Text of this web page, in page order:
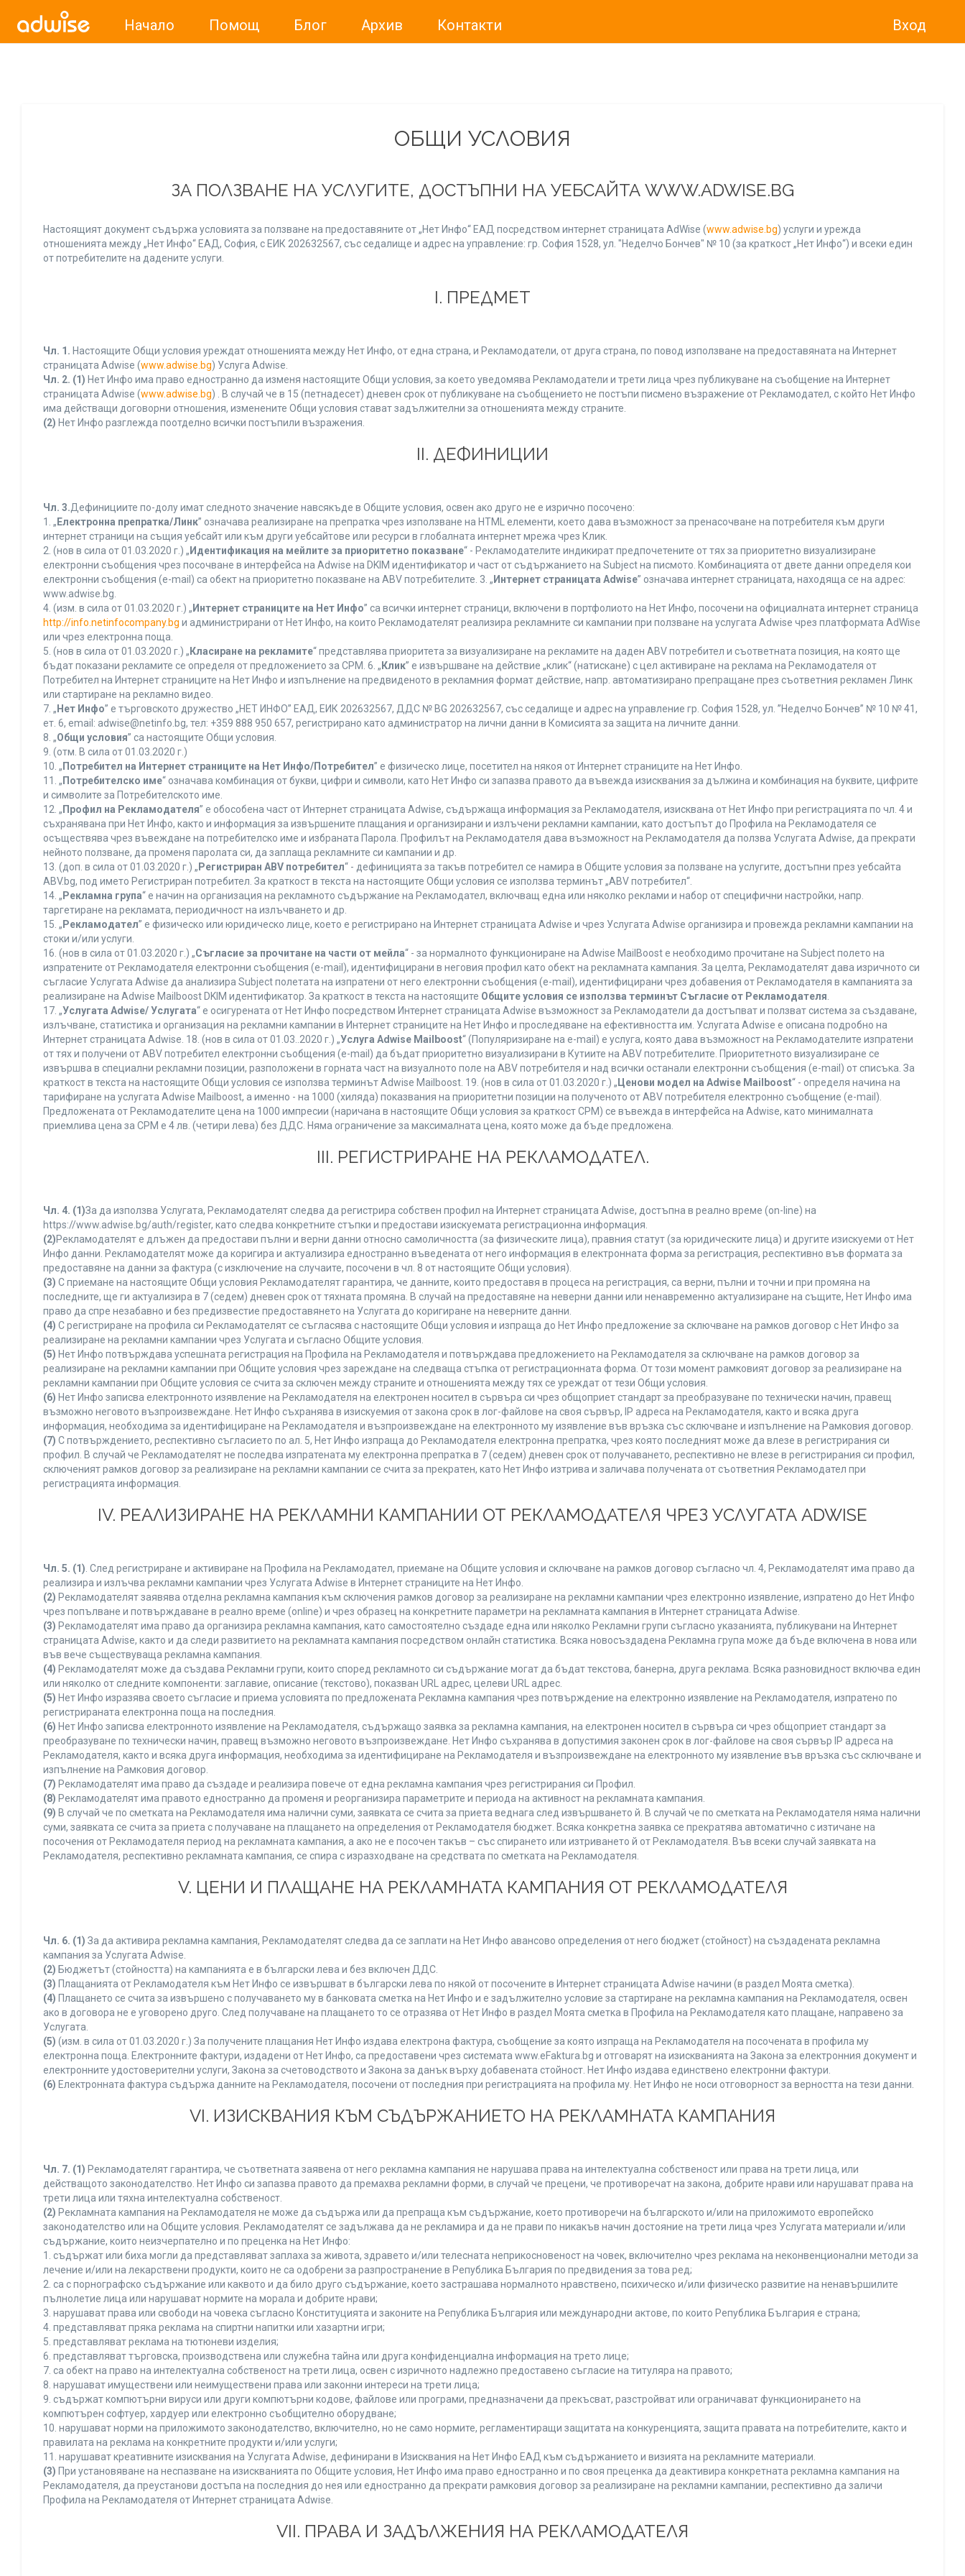
Начало Помощ Блог Архив Контакти Вход
ОБЩИ УСЛОВИЯ
ЗА ПОЛЗВАНЕ НА УСЛУГИТЕ, ДОСТЪПНИ НА УЕБСАЙТА WWW.ADWISE.BG
Настоящият документ съдържа условията за ползване на предоставяните от „Нет Инфо“ ЕАД посредством интернет страницата AdWise (www.adwise.bg) услуги и урежда
отношенията между „Нет Инфо“ ЕАД, София, с ЕИК 202632567, със седалище и адрес на управление: гр. София 1528, ул. "Неделчо Бончев" № 10 (за краткост „Нет Инфо“) и всеки един
от потребителите на дадените услуги.
І. ПРЕДМЕТ
Чл. 1. Настоящите Общи условия уреждат отношенията между Нет Инфо, от една страна, и Рекламодатели, от друга страна, по повод използване на предоставяната на Интернет
страницата Adwise (www.adwise.bg) Услуга Adwise.
Чл. 2. (1) Нет Инфо има право едностранно да изменя настоящите Общи условия, за което уведомява Рекламодатели и трети лица чрез публикуване на съобщение на Интернет
страницата Adwise (www.adwise.bg) . В случай че в 15 (петнадесет) дневен срок от публикуване на съобщението не постъпи писмено възражение от Рекламодател, с който Нет Инфо
има действащи договорни отношения, изменените Общи условия стават задължителни за отношенията между страните.
(2) Нет Инфо разглежда поотделно всички постъпили възражения.
ІІ. ДЕФИНИЦИИ
Чл. 3.Дефинициите по-долу имат следното значение навсякъде в Общите условия, освен ако друго не е изрично посочено:
1. „ Електронна препратка/Линк” означава реализиране на препратка чрез използване на HTML елементи, което дава възможност за пренасочване на потребителя към други
интернет страници на същия уебсайт или към други уебсайтове или ресурси в глобалната интернет мрежа чрез Клик.
2. (нов в сила от 01.03.2020 г.) „ Идентификация на мейлите за приоритетно показване“ - Рекламодателите индикират предпочетените от тях за приоритетно визуализиране
електронни съобщения чрез посочване в интерфейса на Adwise на DKIM идентификатор и част от съдържанието на Subject на писмото. Комбинацията от двете данни определя кои
електронни съобщения (e-mail) са обект на приоритетно показване на ABV потребителите. 3. „ Интернет страницата Adwise” означава интернет страницата, находяща се на адрес:
www.adwise.bg.
4. (изм. в сила от 01.03.2020 г.) „ Интернет страниците на Нет Инфо” са всички интернет страници, включени в портфолиото на Нет Инфо, посочени на официалната интернет страница
http://info.netinfocompany.bg и администрирани от Нет Инфо, на които Рекламодателят реализира рекламните си кампании при ползване на услугата Adwise чрез платформата AdWise
или чрез електронна поща.
5. (нов в сила от 01.03.2020 г.) „ Класиране на рекламите“ представлява приоритета за визуализиране на рекламите на даден ABV потребител и съответната позиция, на която ще
бъдат показани рекламите се определя от предложението за CPM. 6. „ Клик” е извършване на действие „клик“ (натискане) с цел активиране на реклама на Рекламодателя от
Потребител на Интернет страниците на Нет Инфо и изпълнение на предвиденото в рекламния формат действие, напр. автоматизирано препращане през съответния рекламен Линк
или стартиране на рекламно видео.
7. „ Нет Инфо” е търговското дружество „НЕТ ИНФО” ЕАД, ЕИК 202632567, ДДС № BG 202632567, със седалище и адрес на управление гр. София 1528, ул. ”Неделчо Бончев” № 10 № 41,
ет. 6, еmail: adwise@netinfo.bg, тел: +359 888 950 657, регистрирано като администратор на лични данни в Комисията за защита на личните данни.
8. „Общи условия” са настоящите Общи условия.
9. (отм. В сила от 01.03.2020 г.)
10. „ Потребител на Интернет страниците на Нет Инфо/Потребител” е физическо лице, посетител на някоя от Интернет страниците на Нет Инфо.
11. „ Потребителско име“ означава комбинация от букви, цифри и символи, като Нет Инфо си запазва правото да въвежда изисквания за дължина и комбинация на буквите, цифрите
и символите за Потребителското име.
12. „ Профил на Рекламодателя” е обособена част от Интернет страницата Adwise, съдържаща информация за Рекламодателя, изисквана от Нет Инфо при регистрацията по чл. 4 и
съхранявана при Нет Инфо, както и информация за извършените плащания и организирани и излъчени рекламни кампании, като достъпът до Профила на Рекламодателя се
осъществява чрез въвеждане на потребителско име и избраната Парола. Профилът на Рекламодателя дава възможност на Рекламодателя да ползва Услугата Adwise, да прекрати
нейното ползване, да променя паролата си, да заплаща рекламните си кампании и др.
13. (доп. в сила от 01.03.2020 г.) „ Регистриран ABV потребител“ - дефиницията за такъв потребител се намира в Общите условия за ползване на услугите, достъпни през уебсайта
ABV.bg, под името Регистриран потребител. За краткост в текста на настоящите Общи условия се използва терминът „ABV потребител“.
14. „ Рекламна група“ е начин на организация на рекламното съдържание на Рекламодател, включващ една или няколко реклами и набор от специфични настройки, напр.
таргетиране на рекламата, периодичност на излъчването и др.
15. „ Рекламодател” е физическо или юридическо лице, което е регистрирано на Интернет страницата Adwise и чрез Услугата Adwise организира и провежда рекламни кампании на
стоки и/или услуги.
16. (нов в сила от 01.03.2020 г.) „Съгласие за прочитане на части от мейла“ - за нормалното функциониране на Adwise MailBoost е необходимо прочитане на Subject полето на
изпратените от Рекламодателя електронни съобщения (e-mail), идентифицирани в неговия профил като обект на рекламната кампания. За целта, Рекламодателят дава изричното си
съгласие Услугата Adwise да анализира Subject полетата на изпратени от него електронни съобщения (e-mail), идентифицирани чрез добавения от Рекламодателя в кампанията за
реализиране на Adwise Mailboost DKIM идентификатор. За краткост в текста на настоящите Общите условия се използва терминът Съгласие от Рекламодателя
17. „Услугата Adwise/ Услугата“ е осигурената от Нет Инфо посредством Интернет страницата Adwise възможност за Рекламодатели да достъпват и ползват система за създаване,
излъчване, статистика и организация на рекламни кампании в Интернет страниците на Нет Инфо и проследяване на ефективността им. Услугата Adwise е описана подробно на
Интернет страницата Adwise. 18. (нов в сила от 01.03..2020 г.) „Услуга Adwise Mailboost“ (Популяризиране на e-mail) е услуга, която дава възможност на Рекламодателите изпратени
от тях и получени от ABV потребител електронни съобщения (e-mail) да бъдат приоритетно визуализирани в Кутиите на ABV потребителите. Приоритетното визуализиране се
извършва в специални рекламни позиции, разположени в горната част на визуалното поле на ABV потребителя и над всички останали електронни съобщения (e-mail) от списъка. За
краткост в текста на настоящите Общи условия се използва терминът Adwise Mailboost. 19. (нов в сила от 01.03.2020 г.) „ Ценови модел на Adwise Mailboost“ - определя начина на
тарифиране на услугата Adwise Mailboost, а именно - на 1000 (хиляда) показвания на приоритетни позиции на полученото от ABV потребителя електронно съобщение (e-mail).
Предложената от Рекламодателите цена на 1000 импресии (наричана в настоящите Общи условия за краткост CPM) се въвежда в интерфейса на Adwise, като минималната
приемлива цена за CPM е 4 лв. (четири лева) без ДДС. Няма ограничение за максималната цена, която може да бъде предложена.
ІІІ. РЕГИСТРИРАНЕ НА РЕКЛАМОДАТЕЛ.
Чл. 4. (1)За да използва Услугата, Рекламодателят следва да регистрира собствен профил на Интернет страницата Adwise, достъпна в реално време (on-line) на
https://www.adwise.bg/auth/register, като следва конкретните стъпки и предостави изискуемата регистрационна информация.
(2)Рекламодателят е длъжен да предостави пълни и верни данни относно самоличността (за физическите лица), правния статут (за юридическите лица) и другите изискуеми от Нет
Инфо данни. Рекламодателят може да коригира и актуализира едностранно въведената от него информация в електронната форма за регистрация, респективно във формата за
предоставяне на данни за фактура (с изключение на случаите, посочени в чл. 8 от настоящите Общи условия).
(3) С приемане на настоящите Общи условия Рекламодателят гарантира, че данните, които предоставя в процеса на регистрация, са верни, пълни и точни и при промяна на
последните, ще ги актуализира в 7 (седем) дневен срок от тяхната промяна. В случай на предоставяне на неверни данни или ненавременно актуализиране на същите, Нет Инфо има
право да спре незабавно и без предизвестие предоставянето на Услугата до коригиране на неверните данни.
(4) С регистриране на профила си Рекламодателят се съгласява с настоящите Общи условия и изпраща до Нет Инфо предложение за сключване на рамков договор с Нет Инфо за
реализиране на рекламни кампании чрез Услугата и съгласно Общите условия.
(5) Нет Инфо потвърждава успешната регистрация на Профила на Рекламодателя и потвърждава предложението на Рекламодателя за сключване на рамков договор за
реализиране на рекламни кампании при Общите условия чрез зареждане на следваща стъпка от регистрационната форма. От този момент рамковият договор за реализиране на
рекламни кампании при Общите условия се счита за сключен между страните и отношенията между тях се уреждат от тези Общи условия.
(6) Нет Инфо записва електронното изявление на Рекламодателя на електронен носител в сървъра си чрез общоприет стандарт за преобразуване по технически начин, правещ
възможно неговото възпроизвеждане. Нет Инфо съхранява в изискуемия от закона срок в лог-файлове на своя сървър, IP адреса на Рекламодателя, както и всяка друга
информация, необходима за идентифициране на Рекламодателя и възпроизвеждане на електронното му изявление във връзка със сключване и изпълнение на Рамковия договор.
(7) С потвърждението, респективно съгласието по ал. 5, Нет Инфо изпраща до Рекламодателя електронна препратка, чрез която последният може да влезе в регистрирания си
профил. В случай че Рекламодателят не последва изпратената му електронна препратка в 7 (седем) дневен срок от получаването, респективно не влезе в регистрирания си профил,
сключеният рамков договор за реализиране на рекламни кампании се счита за прекратен, като Нет Инфо изтрива и заличава получената от съответния Рекламодател при
регистрацията информация.
IV. РЕАЛИЗИРАНЕ НА РЕКЛАМНИ КАМПАНИИ ОТ РЕКЛАМОДАТЕЛЯ ЧРЕЗ УСЛУГАТА ADWISE
Чл. 5. (1) . След регистриране и активиране на Профила на Рекламодател, приемане на Общите условия и сключване на рамков договор съгласно чл. 4, Рекламодателят има право да
реализира и излъчва рекламни кампании чрез Услугата Adwise в Интернет страниците на Нет Инфо.
(2) Рекламодателят заявява отделна рекламна кампания към сключения рамков договор за реализиране на рекламни кампании чрез електронно изявление, изпратено до Нет Инфо
чрез попълване и потвърждаване в реално време (online) и чрез образец на конкретните параметри на рекламната кампания в Интернет страницата Adwise.
(3) Рекламодателят има право да организира рекламна кампания, като самостоятелно създаде една или няколко Рекламни групи съгласно указанията, публикувани на Интернет
страницата Adwise, както и да следи развитието на рекламната кампания посредством онлайн статистика. Всяка новосъздадена Рекламна група може да бъде включена в нова или
във вече съществуваща рекламна кампания.
(4) Рекламодателят може да създава Рекламни групи, които според рекламното си съдържание могат да бъдат текстова, банерна, друга реклама. Всяка разновидност включва един
или няколко от следните компоненти: заглавие, описание (текстово), показван URL адрес, целеви URL адрес.
(5) Нет Инфо изразява своето съгласие и приема условията по предложената Рекламна кампания чрез потвърждение на електронно изявление на Рекламодателя, изпратено по
регистрираната електронна поща на последния.
(6) Нет Инфо записва електронното изявление на Рекламодателя, съдържащо заявка за рекламна кампания, на електронен носител в сървъра си чрез общоприет стандарт за
преобразуване по технически начин, правещ възможно неговото възпроизвеждане. Нет Инфо съхранява в допустимия законен срок в лог-файлове на своя сървър IP адреса на
Рекламодателя, както и всяка друга информация, необходима за идентифициране на Рекламодателя и възпроизвеждане на електронното му изявление във връзка със сключване и
изпълнение на Рамковия договор.
(7) Рекламодателят има право да създаде и реализира повече от една рекламна кампания чрез регистрирания си Профил.
(8) Рекламодателят има правото едностранно да променя и реорганизира параметрите и периода на активност на рекламната кампания.
(9) В случай че по сметката на Рекламодателя има налични суми, заявката се счита за приета веднага след извършването й. В случай че по сметката на Рекламодателя няма налични
суми, заявката се счита за приета с получаване на плащането на определения от Рекламодателя бюджет. Всяка конкретна заявка се прекратява автоматично с изтичане на
посочения от Рекламодателя период на рекламната кампания, а ако не е посочен такъв – със спирането или изтриването й от Рекламодателя. Във всеки случай заявката на
Рекламодателя, респективно рекламната кампания, се спира с изразходване на средствата по сметката на Рекламодателя.
V. ЦЕНИ И ПЛАЩАНЕ НА РЕКЛАМНАТА КАМПАНИЯ ОТ РЕКЛАМОДАТЕЛЯ
Чл. 6. (1) За да активира рекламна кампания, Рекламодателят следва да се заплати на Нет Инфо авансово определения от него бюджет (стойност) на създадената рекламна
кампания за Услугата Adwise.
(2) Бюджетът (стойността) на кампанията е в български лева и без включен ДДС.
(3) Плащанията от Рекламодателя към Нет Инфо се извършват в български лева по някой от посочените в Интернет страницата Adwise начини (в раздел Моята сметка).
(4) Плащането се счита за извършено с получаването му в банковата сметка на Нет Инфо и е задължително условие за стартиране на рекламна кампания на Рекламодателя, освен
ако в договора не е уговорено друго. След получаване на плащането то се отразява от Нет Инфо в раздел Моята сметка в Профила на Рекламодателя като плащане, направено за
Услугата.
(5) (изм. в сила от 01.03.2020 г.) За получените плащания Нет Инфо издава електрона фактура, съобщение за която изпраща на Рекламодателя на посочената в профила му
електронна поща. Електронните фактури, издадени от Нет Инфо, са предоставени чрез системата www.eFaktura.bg и отговарят на изискванията на Закона за електронния документ и
електронните удостоверителни услуги, Закона за счетоводството и Закона за данък върху добавената стойност. Нет Инфо издава единствено електронни фактури.
(6) Електронната фактура съдържа данните на Рекламодателя, посочени от последния при регистрацията на профила му. Нет Инфо не носи отговорност за верността на тези данни.
VI. ИЗИСКВАНИЯ КЪМ СЪДЪРЖАНИЕТО НА РЕКЛАМНАТА КАМПАНИЯ
Чл. 7. (1) Рекламодателят гарантира, че съответната заявена от него рекламна кампания не нарушава права на интелектуална собственост или права на трети лица, или
действащото законодателство. Нет Инфо си запазва правото да премахва рекламни форми, в случай че прецени, че противоречат на закона, добрите нрави или нарушават права на
трети лица или тяхна интелектуална собственост.
(2) Рекламната кампания на Рекламодателя не може да съдържа или да препраща към съдържание, което противоречи на българското и/или на приложимото европейско
законодателство или на Общите условия. Рекламодателят се задължава да не рекламира и да не прави по никакъв начин достояние на трети лица чрез Услугата материали и/или
съдържание, които неизчерпателно и по преценка на Нет Инфо:
1. съдържат или биха могли да представляват заплаха за живота, здравето и/или телесната неприкосновеност на човек, включително чрез реклама на неконвенционални методи за
лечение и/или на лекарствени продукти, които не са одобрени за разпространение в Република България по предвидения за това ред;
2. са с порнографско съдържание или каквото и да било друго съдържание, което застрашава нормалното нравствено, психическо и/или физическо развитие на ненавършилите
пълнолетие лица или нарушават нормите на морала и добрите нрави;
3. нарушават права или свободи на човека съгласно Конституцията и законите на Република България или международни актове, по които Република България е страна;
4. представляват пряка реклама на спиртни напитки или хазартни игри;
5. представляват реклама на тютюневи изделия;
6. представляват търговска, производствена или служебна тайна или друга конфиденциална информация на трето лице;
7. са обект на право на интелектуална собственост на трети лица, освен с изричното надлежно предоставено съгласие на титуляра на правото;
8. нарушават имуществени или неимуществени права или законни интереси на трети лица;
9. съдържат компютърни вируси или други компютърни кодове, файлове или програми, предназначени да прекъсват, разстройват или ограничават функционирането на
компютърен софтуер, хардуер или електронно съобщително оборудване;
10. нарушават норми на приложимото законодателство, включително, но не само нормите, регламентиращи защитата на конкуренцията, защита правата на потребителите, както и
правилата на реклама на конкретните продукти и/или услуги;
11. нарушават креативните изисквания на Услугата Adwise, дефинирани в Изисквания на Нет Инфо ЕАД към съдържанието и визията на рекламните материали.
(3) При установяване на неспазване на изискванията по Общите условия, Нет Инфо има право едностранно и по своя преценка да деактивира конкретната рекламна кампания на
Рекламодателя, да преустанови достъпа на последния до нея или едностранно да прекрати рамковия договор за реализиране на рекламни кампании, респективно да заличи
Профила на Рекламодателя от Интернет страницата Adwise.
VII. ПРАВА И ЗАДЪЛЖЕНИЯ НА РЕКЛАМОДАТЕЛЯ